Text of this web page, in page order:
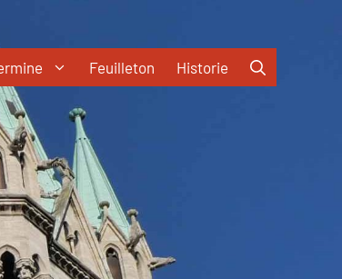
Feuilleton Historie